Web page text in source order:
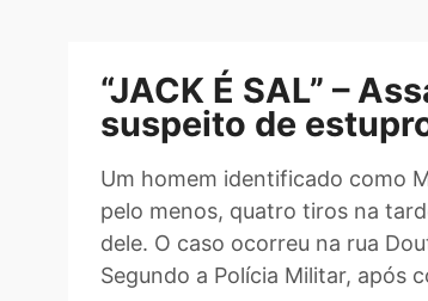
“JACK É SAL” –
suspeito de
Um homem identificado
pelo menos, quatro tiros
dele. O caso ocorreu na